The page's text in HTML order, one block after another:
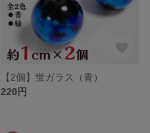
【2個】蛍ガラス（青）
220円